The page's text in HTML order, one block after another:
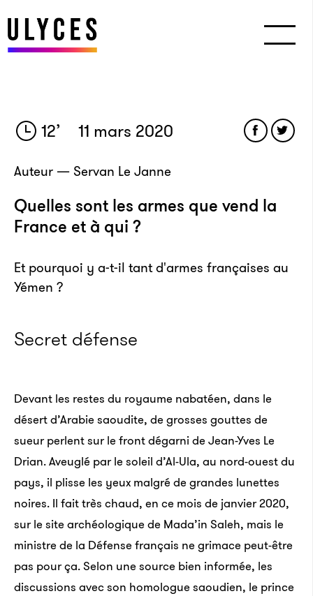
12’ 11 mars 2020
Auteur — Servan Le Janne
Quelles sont les armes que vend la
France et à qui ?
Et pourquoi y a-t-il tant d'armes françaises au
Yémen ?
Secret défense
Devant les restes du royaume nabatéen, dans le
désert d’Arabie saoudite, de grosses gouttes de
sueur perlent sur le front dégarni de Jean-Yves Le
Drian. Aveuglé par le soleil d’Al-Ula, au nord-ouest du
pays, il plisse les yeux malgré de grandes lunettes
noires. Il fait très chaud, en ce mois de janvier 2020,
sur le site archéologique de Mada’in Saleh, mais le
ministre de la Défense français ne grimace peut-être
pas pour ça. Selon une source bien informée, les
discussions avec son homologue saoudien, le prince